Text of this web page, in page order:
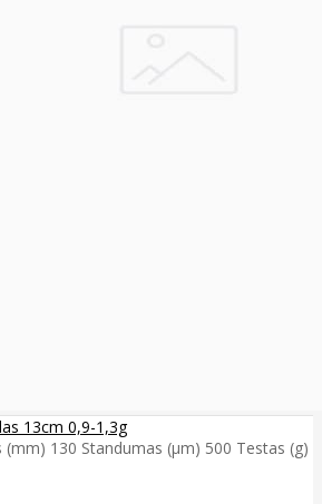
13cm 0,9-1,3g
(mm) 130 Standumas (µm) 500 Testas (g)